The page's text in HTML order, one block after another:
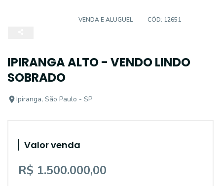
VENDA E ALUGUEL CÓD: 12651
IPIRANGA ALTO - VENDO LINDO
SOBRADO
Ipiranga, São Paulo - SP
Valor venda
R$ 1.500.000,00